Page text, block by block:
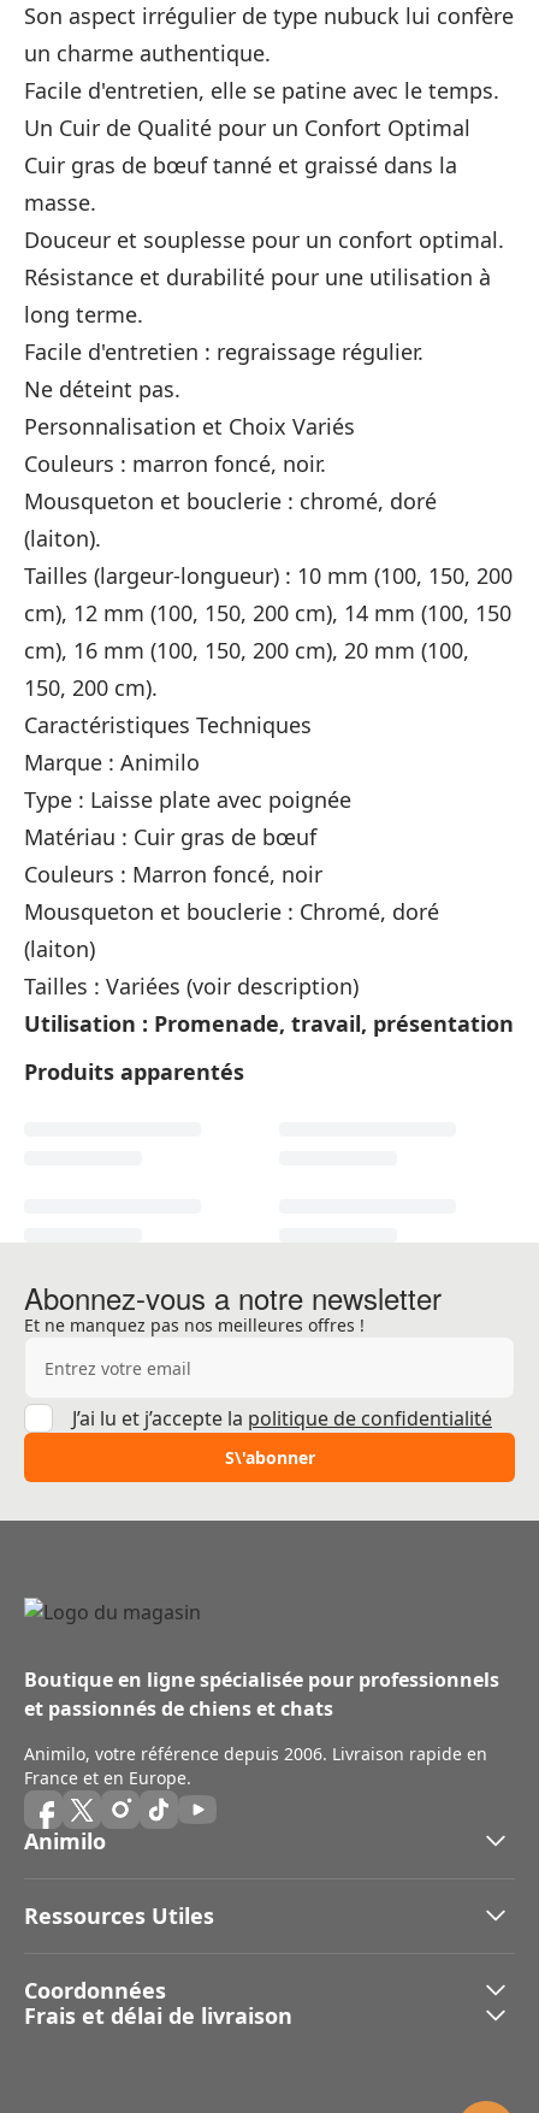
Son aspect irrégulier de type nubuck lui confère
un charme authentique.
Facile d'entretien, elle se patine avec le temps.
Un Cuir de Qualité pour un Confort Optimal
Cuir gras de bœuf tanné et graissé dans la
masse.
Douceur et souplesse pour un confort optimal.
Résistance et durabilité pour une utilisation à
long terme.
Facile d'entretien : regraissage régulier.
Ne déteint pas.
Personnalisation et Choix Variés
Couleurs : marron foncé, noir.
Mousqueton et bouclerie : chromé, doré
(laiton).
Tailles (largeur-longueur) : 10 mm (100, 150, 200
cm), 12 mm (100, 150, 200 cm), 14 mm (100, 150
cm), 16 mm (100, 150, 200 cm), 20 mm (100,
150, 200 cm).
Caractéristiques Techniques
Marque : Animilo
Type : Laisse plate avec poignée
Matériau : Cuir gras de bœuf
Couleurs : Marron foncé, noir
Mousqueton et bouclerie : Chromé, doré
(laiton)
Tailles : Variées (voir description)
Utilisation : Promenade, travail, présentation
Produits apparentés
Abonnez-vous a notre newsletter
Et ne manquez pas nos meilleures offres !
S\'abonner
J’ai lu et j’accepte la politique de confidentialité
Boutique en ligne spécialisée pour professionnels
et passionnés de chiens et chats
Animilo, votre référence depuis 2006. Livraison rapide en
France et en Europe.
Animilo
Ressources Utiles
Coordonnées
Frais et délai de livraison